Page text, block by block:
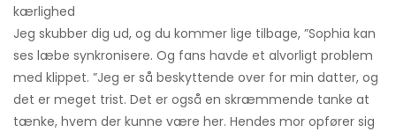
kærlighed
Jeg skubber dig ud, og du kommer lige tilbage, ”Sophia kan
ses læbe synkronisere. Og fans havde et alvorligt problem
med klippet. ”Jeg er så beskyttende over for min datter, og
det er meget trist. Det er også en skræmmende tanke at
tænke, hvem der kunne være her. Hendes mor opfører sig